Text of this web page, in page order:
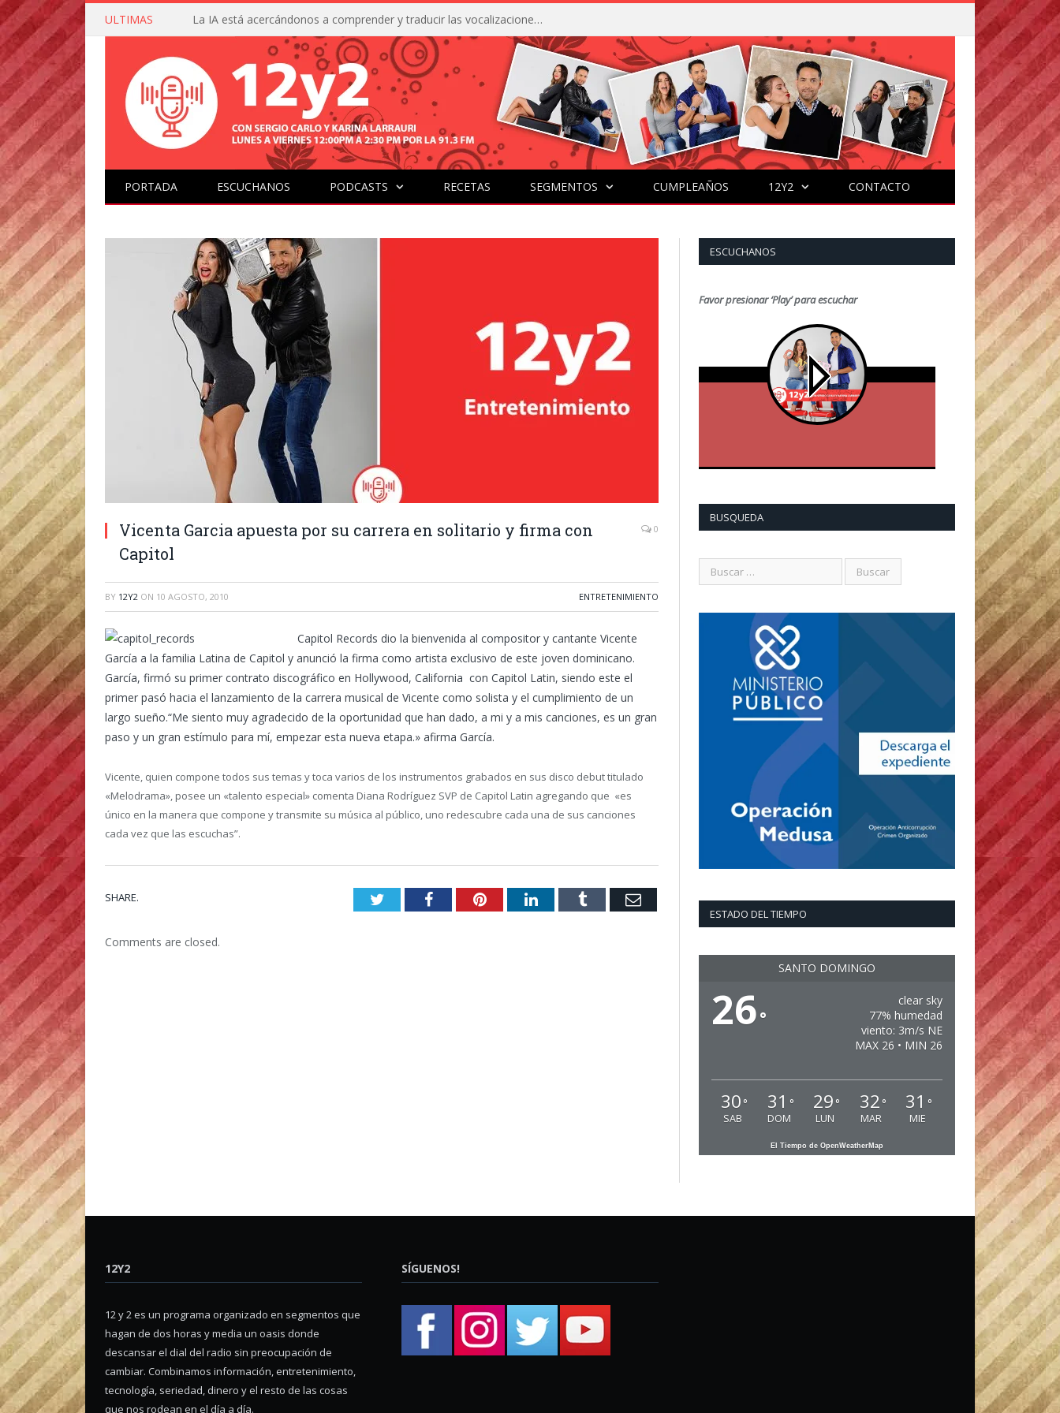
ULTIMAS La IA está acercándonos a comprender y traducir las vocalizaciones y comportamientos de nuestras mascotas
PORTADA ESCUCHANOS PODCASTS RECETAS SEGMENTOS CUMPLEAÑOS 12Y2 CONTACTO
Vicenta Garcia apuesta por su carrera en solitario y firma con
Capitol
0
BY 12Y2 ON 10 AGOSTO, 2010 ENTRETENIMIENTO
Capitol Records dio la bienvenida al compositor y cantante Vicente
García a la familia Latina de Capitol y anunció la firma como artista exclusivo de este joven dominicano.
García, firmó su primer contrato discográfico en Hollywood, California con Capitol Latin, siendo este el
primer pasó hacia el lanzamiento de la carrera musical de Vicente como solista y el cumplimiento de un
largo sueño.“Me siento muy agradecido de la oportunidad que han dado, a mi y a mis canciones, es un gran
paso y un gran estímulo para mí, empezar esta nueva etapa.» afirma García.
Vicente, quien compone todos sus temas y toca varios de los instrumentos grabados en sus disco debut titulado
«Melodrama», posee un «talento especial» comenta Diana Rodríguez SVP de Capitol Latin agregando que «es
único en la manera que compone y transmite su música al público, uno redescubre cada una de sus canciones
cada vez que las escuchas”.
SHARE. TwitterFacebookPinterestLinkedInTumblr Email
Comments are closed.
ESCUCHANOS
Favor presionar ‘Play’ para escuchar
BUSQUEDA
ESTADO DEL TIEMPO
SANTO DOMINGO
26°
clear sky
77% humedad
viento: 3m/s NE
MAX 26 • MIN 26
30 °
SAB
31 °
DOM
29 °
LUN
32 °
MAR
31 °
MIE
El Tiempo de OpenWeatherMap
12Y2
12 y 2 es un programa organizado en segmentos que
hagan de dos horas y media un oasis donde
descansar el dial del radio sin preocupación de
cambiar. Combinamos información, entretenimiento,
tecnología, seriedad, dinero y el resto de las cosas
que nos rodean en el día a día.
SÍGUENOS!